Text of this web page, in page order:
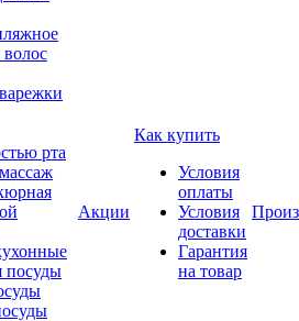
рта
посуды
Акции
Как купить
Условия
оплаты
Условия
доставки
Гарантия
на товар